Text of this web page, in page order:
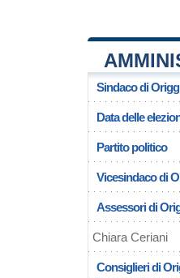
Sindaco di
Data delle
Partito politico
Vicesindaco di
Assessori di
Chiara Ceriani
Consiglieri di